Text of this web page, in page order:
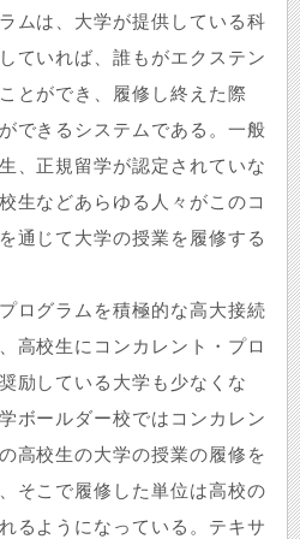
ムは、大学が提供している科
ていれば、誰もがエクステン
とができ、履修し終えた際
できるシステムである。一般
、正規留学が認定されていな
生などあらゆる人々がこのコ
通じて大学の授業を履修する
ログラムを積極的な高大接続
高校生にコンカレント・プロ
励している大学も少なくな
ボールダー校ではコンカレン
高校生の大学の授業の履修を
そこで履修した単位は高校の
るようになっている。テキサ